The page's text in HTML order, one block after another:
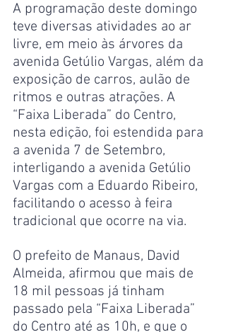
A programação deste domingo
teve diversas atividades ao ar
livre, em meio às árvores da
avenida Getúlio Vargas, além da
exposição de carros, aulão de
ritmos e outras atrações. A
“Faixa Liberada” do Centro,
nesta edição, foi estendida para
a avenida 7 de Setembro,
interligando a avenida Getúlio
Vargas com a Eduardo Ribeiro,
facilitando o acesso à feira
tradicional que ocorre na via.
O prefeito de Manaus, David
Almeida, afirmou que mais de
18 mil pessoas já tinham
passado pela “Faixa Liberada”
do Centro até as 10h, e que o